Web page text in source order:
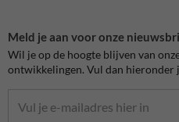
Meld je aan voor onze
Wil je op de hoogte blijven van
ontwikkelingen. Vul dan hieronder